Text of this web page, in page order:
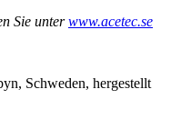
Sie unterwww.acetec.se
Schweden, hergestellt